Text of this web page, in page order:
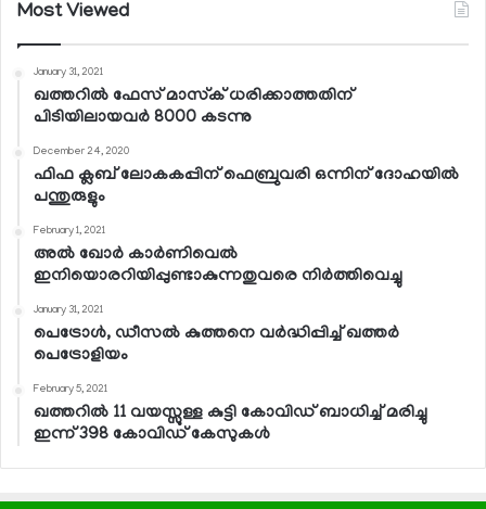
Most Viewed
January 31, 2021
ഖത്തറില്‍ ഫേസ് മാസ്‌ക് ധരിക്കാത്തതിന്
പിടിയിലായവര്‍ 8000 കടന്നു
December 24, 2020
ഫിഫ ക്ലബ് ലോകകപ്പിന് ഫെബ്രുവരി ഒന്നിന് ദോഹയില്‍
പന്തുരുളും
February 1, 2021
അല്‍ ഖോര്‍ കാര്‍ണിവെല്‍
ഇനിയൊരറിയിപ്പുണ്ടാകുന്നതുവരെ നിര്‍ത്തിവെച്ചു
January 31, 2021
പെട്രോള്‍, ഡീസല്‍ കുത്തനെ വര്‍ദ്ധിപ്പിച്ച് ഖത്തര്‍
പെട്രോളിയം
February 5, 2021
ഖത്തറില്‍ 11 വയസ്സുള്ള കുട്ടി കോവിഡ് ബാധിച്ച് മരിച്ചു
ഇന്ന് 398 കോവിഡ് കേസുകള്‍